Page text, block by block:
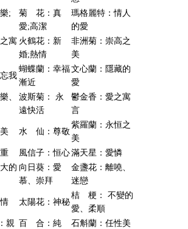
;
菊 花：真
愛;高潔
瑪格麗特：情人
的愛
寓 火鶴花：新
婚;熱情
非洲菊：崇高之
美
我
蝴蝶蘭：幸福
漸近
文心蘭：隱藏的
愛
、
波斯菊： 永
遠快活
鬱金香：愛之寓
言
水 仙：尊敬
紫羅蘭：永恒之
美
風信子：恒心滿天星：愛憐
的 向日葵：愛
慕、崇拜
金盞花：離嘵、
迷戀
太陽花：神秘
桔 梗： 不變的
愛、柔順
親 百 合：純
石斛蘭：任性美